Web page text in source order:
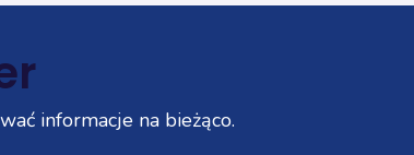
informacje na bieżąco.